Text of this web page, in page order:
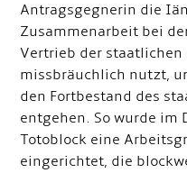
Antragsgegnerin die
Zusammenarbeit bei
Vertrieb der staatlichen
missbräuchlich nutzt,
den Fortbestand des
entgehen. So wurde im
Totoblock eine
eingerichtet, die